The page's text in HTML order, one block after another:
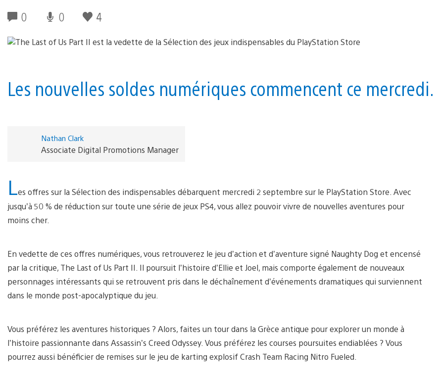
0 0 4
Les nouvelles soldes numériques commencent ce mercredi.
Nathan Clark
Associate Digital Promotions Manager
Les offres sur la Sélection des indispensables débarquent mercredi 2 septembre sur le PlayStation Store. Avec
jusqu’à 50 % de réduction sur toute une série de jeux PS4, vous allez pouvoir vivre de nouvelles aventures pour
moins cher.
En vedette de ces offres numériques, vous retrouverez le jeu d’action et d’aventure signé Naughty Dog et encensé
par la critique, The Last of Us Part II. Il poursuit l’histoire d’Ellie et Joel, mais comporte également de nouveaux
personnages intéressants qui se retrouvent pris dans le déchaînement d’événements dramatiques qui surviennent
dans le monde post-apocalyptique du jeu.
Vous préférez les aventures historiques ? Alors, faites un tour dans la Grèce antique pour explorer un monde à
l’histoire passionnante dans Assassin’s Creed Odyssey. Vous préférez les courses poursuites endiablées ? Vous
pourrez aussi bénéficier de remises sur le jeu de karting explosif Crash Team Racing Nitro Fueled.